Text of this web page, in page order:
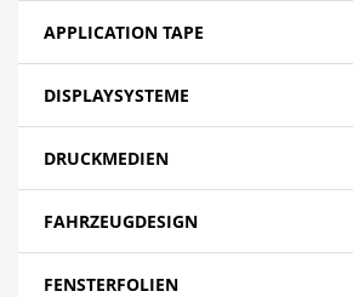
APPLICATION TAPE
DISPLAYSYSTEME
DRUCKMEDIEN
FAHRZEUGDESIGN
FENSTERFOLIEN